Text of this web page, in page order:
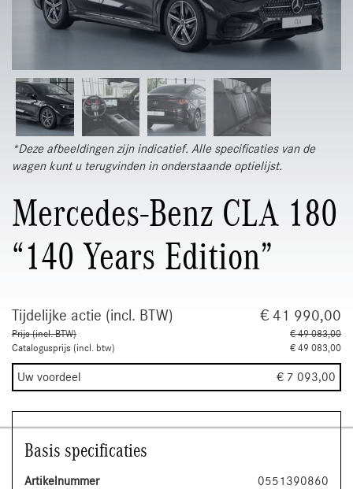
*Deze afbeeldingen zijn indicatief. Alle specificaties van de
wagen kunt u terugvinden in onderstaande optielijst.
Mercedes-Benz CLA 180
“140 Years Edition”
Tijdelijke actie (incl. BTW) € 41 990,00
Prijs (incl. BTW)
€ 49 083,00
Catalogusprijs (incl. btw)
€ 49 083,00
Uw voordeel € 7 093,00
Basis specificaties
Artikelnummer
0551390860